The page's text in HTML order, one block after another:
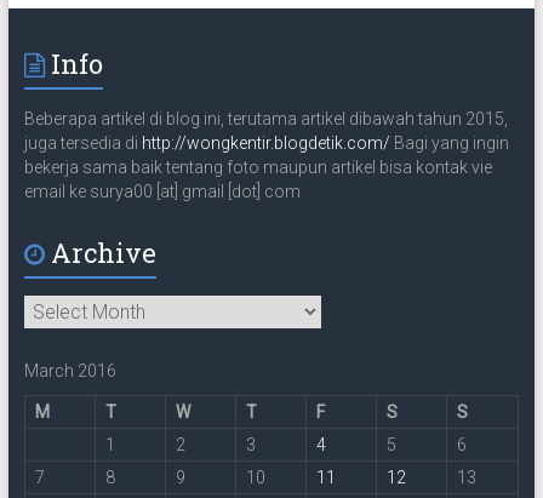
i
Info
Beberapa artikel di blog ini, terutama artikel dibawah tahun 2015,
juga tersedia di http://wongkentir.blogdetik.com/ Bagi yang ingin
bekerja sama baik tentang foto maupun artikel bisa kontak vie
email ke surya00 [at] gmail [dot] com
Archive
Archive
March 2016
M T W T F S
S
1
2 3 4 5
6
7
8 9 10 11 12 13